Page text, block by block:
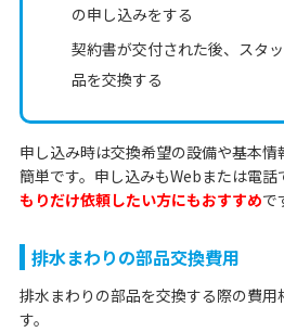
の申し込みをする
契約書が交付された後、スタ
品を交換する
申し込み時は交換希望の設備や基本
簡単です。申し込みもWebまたは電話
もりだけ依頼したい方にもおすすめで
排水まわりの部品交換費用
排水まわりの部品を交換する際の費
す。